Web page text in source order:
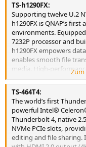
TS-h1290FX:
Supporting twelve U.2
h1290FX is QNAP’s
environments.
7232P processor and
h1290FX empowers
enables smooth file
media. High-
streamlines backup,
workflows. It supports
Channel card and
PCs/workstations when
network cards. The TS-
U.2 NVMe to M.2
performance when
QNAP TL-D800C &TR-
Zum
TS-464T4:
The world’s first
powerful Intel®
Thunderbolt 4, native
NVMe PCIe slots,
editing and file sharing.